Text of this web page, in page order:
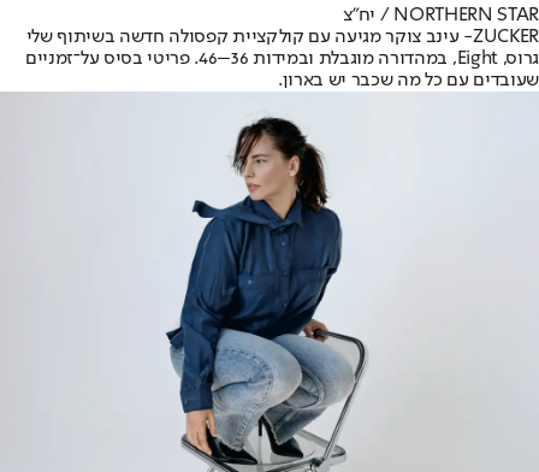
NORTHERN STAR / יח"צ
ZUCKER- עינב צוקר מגיעה עם קולקציית קפסולה חדשה בשיתוף שלי
גרוס, Eight, במהדורה מוגבלת ובמידות 36–46. פריטי בסיס על־זמניים
שעובדים עם כל מה שכבר יש בארון.